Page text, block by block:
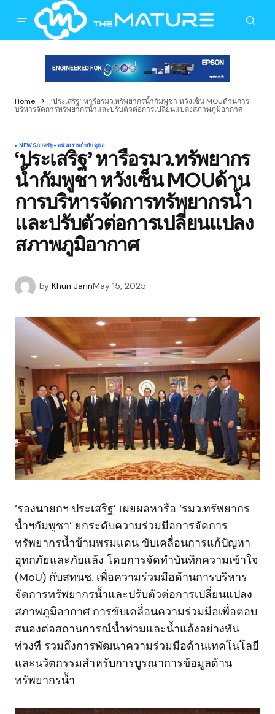
Home
‘ประเสริฐ’ หารือรมว.ทรัพยากรน้ำกัมพูชา หวังเซ็น MOUด้านการ
บริหารจัดการทรัพยากรน้ำและปรับตัวต่อการเปลี่ยนแปลงสภาพภูมิอากาศ
NEWSภาครัฐ-หน่วยงานกำกับดูแล
‘ประเสริฐ’ หารือรมว.ทรัพยากร
น้ำกัมพูชา หวังเซ็น MOUด้าน
การบริหารจัดการทรัพยากรน้ำ
และปรับตัวต่อการเปลี่ยนแปลง
สภาพภูมิอากาศ
by Khun JarinMay 15, 2025
‘รองนายกฯ ประเสริฐ’ เผยผลหารือ ‘รมว.ทรัพยากร
น้ำฯกัมพูชา’ ยกระดับความร่วมมือการจัดการ
ทรัพยากรน้ำข้ามพรมแดน ขับเคลื่อนการแก้ปัญหา
อุทกภัยและภัยแล้ง โดยการจัดทำบันทึกความเข้าใจ
(MoU) กับสทนช. เพื่อความร่วมมือด้านการบริหาร
จัดการทรัพยากรน้ำและปรับตัวต่อการเปลี่ยนแปลง
สภาพภูมิอากาศ การขับเคลื่อนความร่วมมือเพื่อตอบ
สนองต่อสถานการณ์น้ำท่วมและน้ำแล้งอย่างทัน
ท่วงที รวมถึงการพัฒนาความร่วมมือด้านเทคโนโลยี
และนวัตกรรมสำหรับการบูรณาการข้อมูลด้าน
ทรัพยากรน้ำ